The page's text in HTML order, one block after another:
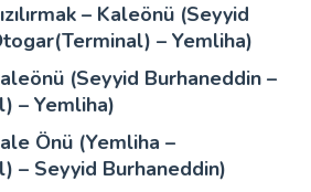
– Kaleönü (Seyyid
– Yemliha)
(Seyyid Burhaneddin –
– Yemliha)
Önü (Yemliha –
– Seyyid Burhaneddin)